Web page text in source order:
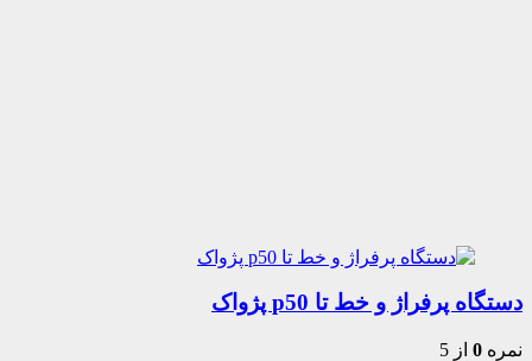
دستگاه پرفراژ و خط تا p50 پژواک
نمره 0 از 5